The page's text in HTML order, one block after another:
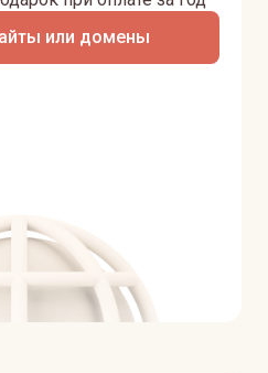
или домены